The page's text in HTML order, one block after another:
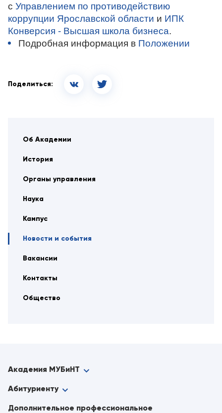
Об Академии
История
Органы управления
Наука
Кампус
Новости и события
Вакансии
Контакты
Общество
с Управлением по противодействию
коррупции Ярославской области и ИПК
Конверсия - Высшая школа бизнеса.
Подробная информация в Положении
Поделиться:
Академия МУБиНТ
Абитуриенту
Дополнительное профессиональное